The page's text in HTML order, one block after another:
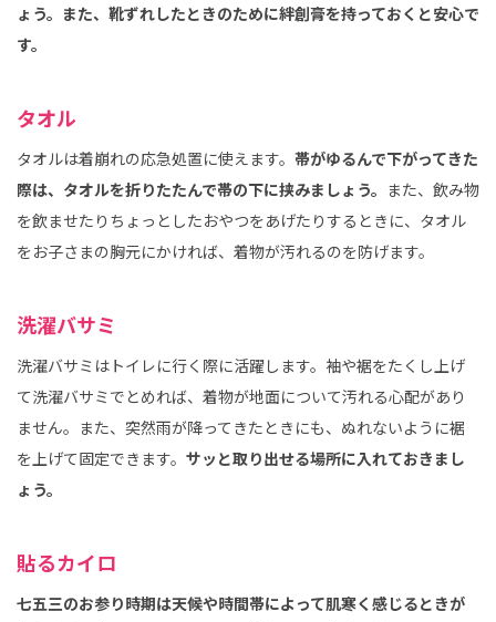
ょう。また、靴ずれしたときのために絆創膏を持っておくと安心で
す。
タオル
タオルは着崩れの応急処置に使えます。 帯がゆるんで下がってきた
際は、タオルを折りたたんで帯の下に挟みましょう。 また、飲み物
を飲ませたりちょっとしたおやつをあげたりするときに、タオル
をお子さまの胸元にかければ、着物が汚れるのを防げます。
洗濯バサミ
洗濯バサミはトイレに行く際に活躍します。袖や裾をたくし上げ
て洗濯バサミでとめれば、着物が地面について汚れる心配があり
ません。また、突然雨が降ってきたときにも、ぬれないように裾
を上げて固定できます。 サッと取り出せる場所に入れておきまし
ょう。
貼るカイロ
七五三のお参り時期は天候や時間帯によって肌寒く感じるときが